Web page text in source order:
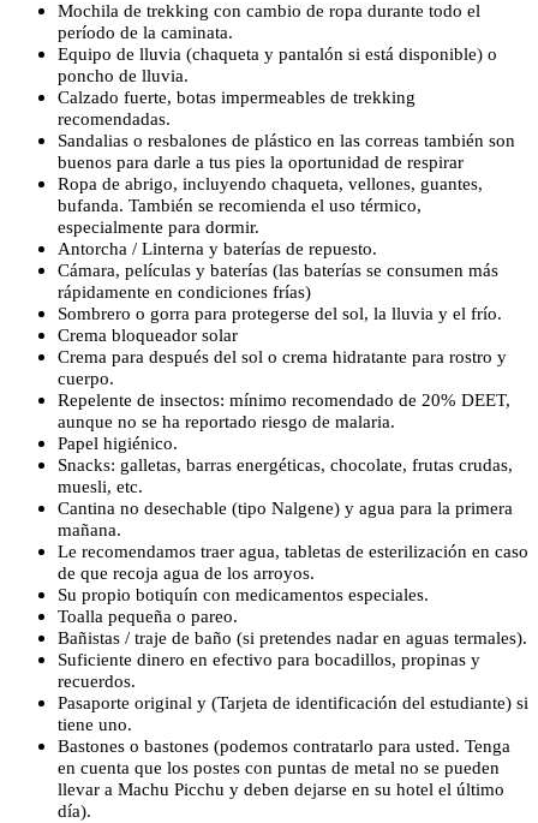
Mochila de trekking con cambio de ropa durante todo el
período de la caminata.
Equipo de lluvia (chaqueta y pantalón si está disponible) o
poncho de lluvia.
Calzado fuerte, botas impermeables de trekking
recomendadas.
Sandalias o resbalones de plástico en las correas también son
buenos para darle a tus pies la oportunidad de respirar
Ropa de abrigo, incluyendo chaqueta, vellones, guantes,
bufanda. También se recomienda el uso térmico,
especialmente para dormir.
Antorcha / Linterna y baterías de repuesto.
Cámara, películas y baterías (las baterías se consumen más
rápidamente en condiciones frías)
Sombrero o gorra para protegerse del sol, la lluvia y el frío.
Crema bloqueador solar
Crema para después del sol o crema hidratante para rostro y
cuerpo.
Repelente de insectos: mínimo recomendado de 20% DEET,
aunque no se ha reportado riesgo de malaria.
Papel higiénico.
Snacks: galletas, barras energéticas, chocolate, frutas crudas,
muesli, etc.
Cantina no desechable (tipo Nalgene) y agua para la primera
mañana.
Le recomendamos traer agua, tabletas de esterilización en caso
de que recoja agua de los arroyos.
Su propio botiquín con medicamentos especiales.
Toalla pequeña o pareo.
Bañistas / traje de baño (si pretendes nadar en aguas termales).
Suficiente dinero en efectivo para bocadillos, propinas y
recuerdos.
Pasaporte original y (Tarjeta de identificación del estudiante) si
tiene uno.
Bastones o bastones (podemos contratarlo para usted. Tenga
en cuenta que los postes con puntas de metal no se pueden
llevar a Machu Picchu y deben dejarse en su hotel el último
día).